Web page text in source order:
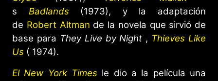
s Badlands (1973), y la adaptación
de Robert Altman de la novela que sirvió de
base para They Live by Night , Thieves Like
Us ( 1974).
El New York Times le dio a la película una